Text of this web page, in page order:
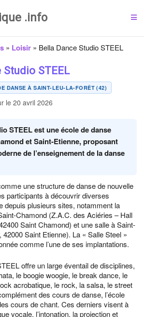
.info
» Loisir » Bella Dance Studio STEEL
Studio STEEL
DANSE À SAINT-LEU-LA-FORÊT (42)
le 20 avril 2026
STEEL est une école de danse
et Saint-Etienne, proposant
de l’enseignement de la danse
une structure de danse de nouvelle
participants à découvrir diverses
depuis plusieurs sites, notamment la
Chamond (Z.A.C. des Aciéries – Hall
Saint Chamond) et une salle à Saint-
42000 Saint Etienne). La « Salle Steel »
comme l’une de ses implantations.
offre un large éventail de disciplines,
le boogie woogie, le break dance, le
acrobatique, le rock, la salsa, le street
des cours de danse, l’école
cours de chant. Ces derniers visent à
vocale, l’intonation, la projection et